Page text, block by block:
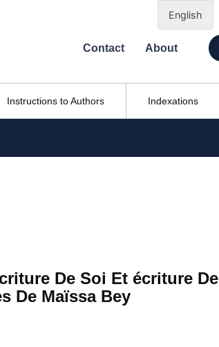
Contact About
Instructions to Authors Indexations
De Soi Et écriture De
De Maïssa Bey
English